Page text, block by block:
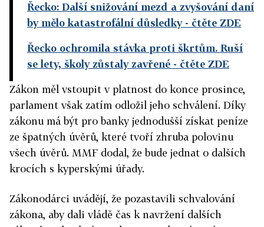
Řecko: Další snižování mezd a zvyšování daní
by mělo katastrofální důsledky- čtěte ZDE
Řecko ochromila stávka proti škrtům. Ruší
se lety, školy zůstaly zavřené - čtěte ZDE
Zákon měl vstoupit v platnost do konce prosince,
parlament však zatím odložil jeho schválení. Díky
zákonu má být pro banky jednodušší získat peníze
ze špatných úvěrů, které tvoří zhruba polovinu
všech úvěrů. MMF dodal, že bude jednat o dalších
krocích s kyperskými úřady.
Zákonodárci uvádějí, že pozastavili schvalování
zákona, aby dali vládě čas k navržení dalších